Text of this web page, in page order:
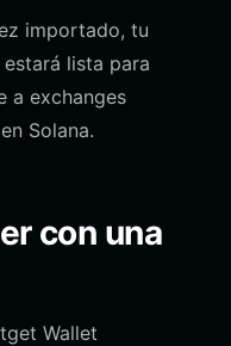
importado, tu
lista para
a exchanges
Solana.
con una
Wallet